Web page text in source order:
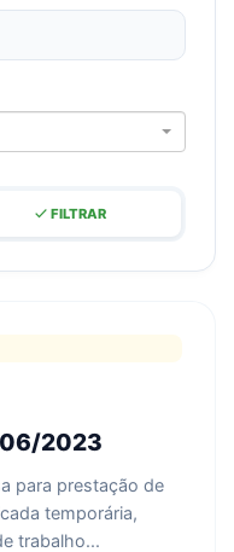
06/2023
para prestação de
temporária,
trabalho...
done FILTRAR